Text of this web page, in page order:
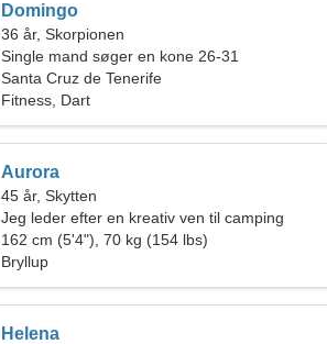
Domingo
36 år, Skorpionen
Single mand søger en kone 26-31
Santa Cruz de Tenerife
Fitness, Dart
Aurora
45 år, Skytten
Jeg leder efter en kreativ ven til camping
162 cm (5'4"), 70 kg (154 lbs)
Bryllup
Helena